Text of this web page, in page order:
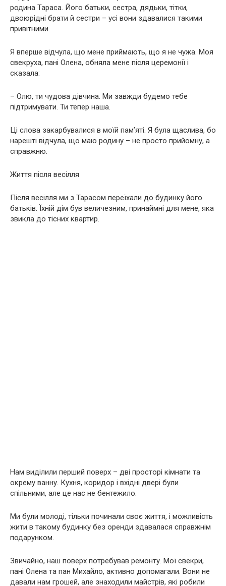
родина Тараса. Його батьки, сестра, дядьки, тітки,
двоюрідні брати й сестри – усі вони здавалися такими
привітними.
Я вперше відчула, що мене приймають, що я не чужа. Моя
свекруха, пані Олена, обняла мене після церемонії і
сказала:
– Олю, ти чудова дівчина. Ми завжди будемо тебе
підтримувати. Ти тепер наша.
Ці слова закарбувалися в моїй пам’яті. Я була щаслива, бо
нарешті відчула, що маю родину – не просто прийомну, а
справжню.
Життя після весілля
Після весілля ми з Тарасом переїхали до будинку його
батьків. Їхній дім був величезним, принаймні для мене, яка
звикла до тісних квартир.
Нам виділили перший поверх – дві просторі кімнати та
окрему ванну. Кухня, коридор і вхідні двері були
спільними, але це нас не бентежило.
Ми були молоді, тільки починали своє життя, і можливість
жити в такому будинку без оренди здавалася справжнім
подарунком.
Звичайно, наш поверх потребував ремонту. Мої свекри,
пані Олена та пан Михайло, активно допомагали. Вони не
давали нам грошей, але знаходили майстрів, які робили